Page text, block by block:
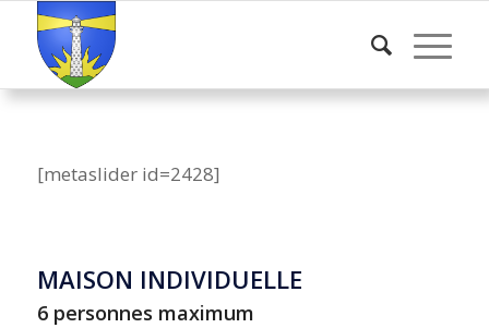
[metaslider id=2428]
MAISON INDIVIDUELLE
6 personnes maximum